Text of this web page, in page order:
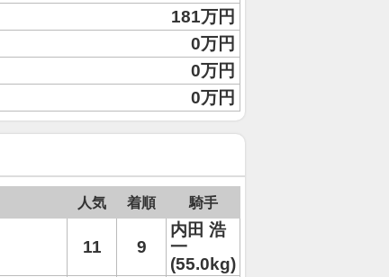
181万円
0万円
0万円
0万円
人気 着順 騎手
11 9
内田 浩
一
(55.0kg)